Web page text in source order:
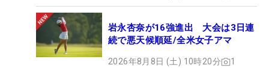
岩永杏奈が16強進出 大会は3日連
続で悪天候順延/全米女子アマ
2026年8月8日 (土) 10時20分 1